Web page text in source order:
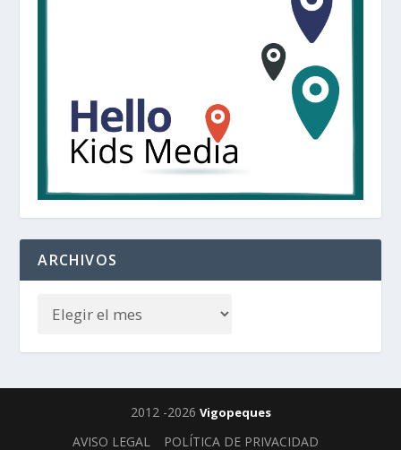
ARCHIVOS
2012 -2026 Vigopeques
AVISO LEGAL POLÍTICA DE PRIVACIDAD